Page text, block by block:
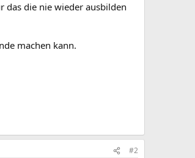
das die nie wieder ausbilden
machen kann.
#2